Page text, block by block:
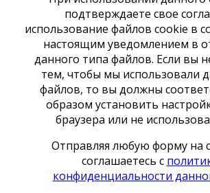
подтверждаете свое
использование файлов cookie в
настоящим уведомлением в
данного типа файлов. Если вы
тем, чтобы мы использовали
файлов, то вы должны
образом установить
браузера или не
Отправляя любую форму на
соглашаетесь с
конфиденциальности